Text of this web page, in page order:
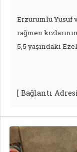
Erzurumlu Yusuf
rağmen
5,5 yaşındaki
[ Bağlantı